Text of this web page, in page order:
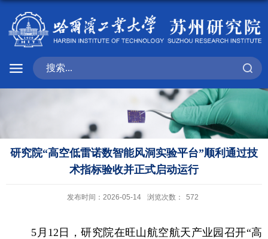
研究院“高空低雷诺数智能风洞实验平台”顺利通过技
术指标验收并正式启动运行
发布时间：2026-05-14 浏览次数： 572
5 月 12 日，研究院在旺山航空航天产业园召开“高